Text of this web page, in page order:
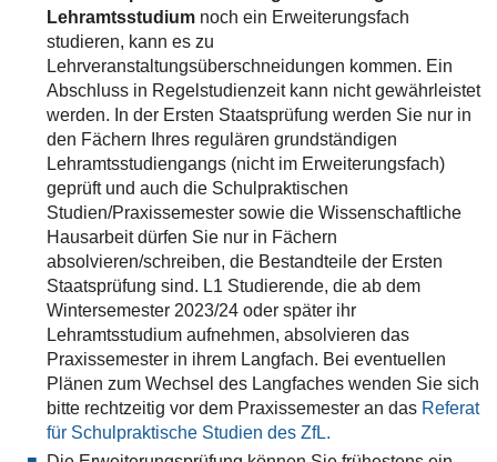
Lehramtsstudiumnoch ein Erweiterungsfach
studieren, kann es zu
Lehrveranstaltungsüberschneidungen kommen. Ein
Abschluss in Regelstudienzeit kann nicht gewährleistet
werden. In der Ersten Staatsprüfung werden Sie nur in
den Fächern Ihres regulären grundständigen
Lehramtsstudiengangs (nicht im Erweiterungsfach)
geprüft und auch die Schulpraktischen
Studien/Praxissemester sowie die Wissenschaftliche
Hausarbeit dürfen Sie nur in Fächern
absolvieren/schreiben, die Bestandteile der Ersten
Staatsprüfung sind. L1 Studierende, die ab dem
Wintersemester 2023/24 oder später ihr
Lehramtsstudium aufnehmen, absolvieren das
Praxissemester in ihrem Langfach. Bei eventuellen
Plänen zum Wechsel des Langfaches wenden Sie sich
bitte rechtzeitig vor dem Praxissemester an das Referat
für Schulpraktische Studien des ZfL.